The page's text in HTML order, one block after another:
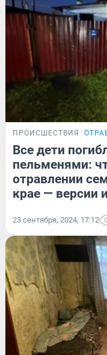
ПРОИСШЕСТВИЯ
Все дети
пельменями:
отравлении
крае — версии
23 сентября, 2024, 17:12